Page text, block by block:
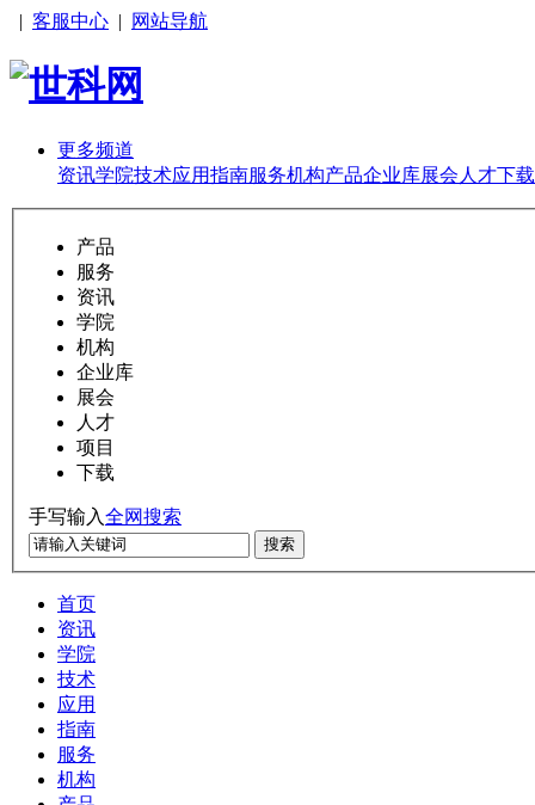
| 客服中心 | 网站导航
更多频道
资讯学院技术应用指南服务机构产品企业库展会 人才下载
产品
服务
资讯
学院
机构
企业库
展会
人才
项目
下载
手写输入全网搜索
搜索
首页
资讯
学院
技术
应用
指南
服务
机构